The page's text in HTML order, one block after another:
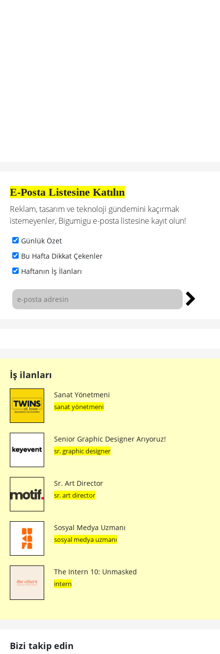
E-Posta Listesine Katılın
Reklam, tasarım ve teknoloji gündemini kaçırmak
istemeyenler, Bigumigu e-posta listesine kayıt olun!
Günlük Özet
Bu Hafta Dikkat Çekenler
Haftanın İş İlanları
İş ilanları
Sanat Yönetmeni
sanat yönetmeni
Senior Graphic Designer Arıyoruz!
sr. graphic designer
Sr. Art Director
sr. art director
Sosyal Medya Uzmanı
sosyal medya uzmanı
The Intern 10: Unmasked
intern
Bizi takip edin